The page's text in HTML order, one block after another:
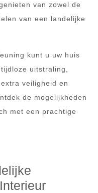
van zowel de
van een landelijke
kunt u uw huis
uitstraling,
veiligheid en
de mogelijkheden
met een prachtige